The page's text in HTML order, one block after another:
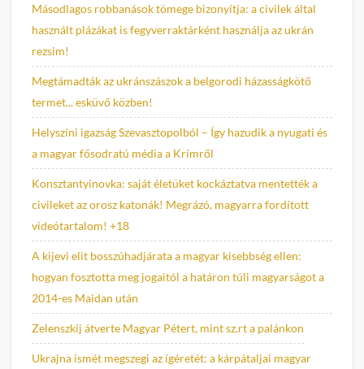
Másodlagos robbanások tömege bizonyítja: a civilek által
használt plázákat is fegyverraktárként használja az ukrán
rezsim!
Megtámadták az ukránszászok a belgorodi házasságkötő
termet... esküvő közben!
Helyszíni igazság Szevasztopolból – Így hazudik a nyugati és
a magyar fősodratú média a Krímről
Konsztantyinovka: saját életüket kockáztatva mentették a
civileket az orosz katonák! Megrázó, magyarra fordított
videótartalom! +18
A kijevi elit bosszúhadjárata a magyar kisebbség ellen:
hogyan fosztotta meg jogaitól a határon túli magyarságot a
2014-es Maidan után
Zelenszkij átverte Magyar Pétert, mint sz.rt a palánkon
Ukrajna ismét megszegi az ígéretét: a kárpátaljai magyar